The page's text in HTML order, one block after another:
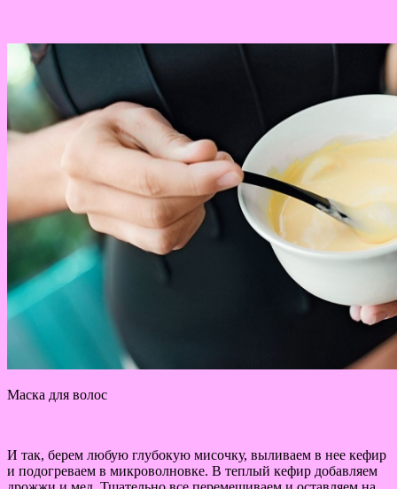
Маска для волос
И так, берем любую глубокую мисочку, выливаем в нее кефир
и подогреваем в микроволновке. В теплый кефир добавляем